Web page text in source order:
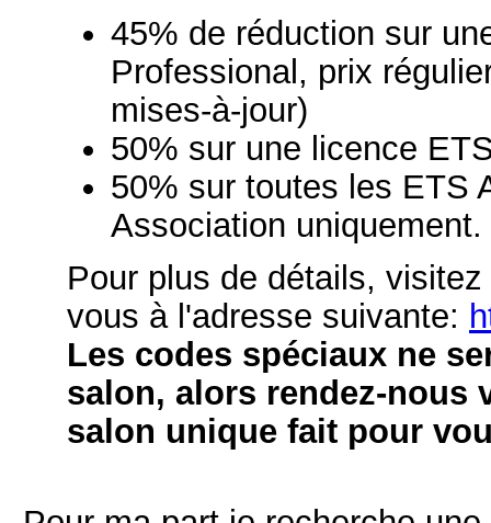
45% de réduction sur
Professional, prix
mises-à-jour)
50% sur une licence
50% sur toutes les ETS
Association uniquement.
Pour plus de détails,
vous à l'adresse suivante:
Les codes spéciaux ne
salon, alors rendez-nous
salon unique fait pour